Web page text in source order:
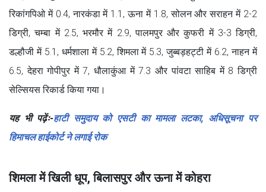
रिकांगपिओ में 0.4, नारकंडा में 1.1, ऊना में 1.8, सोलन और सराहन में 2-2
डिग्री, चम्बा में 2.5, भरमौर में 2.9, पालमपुर और कुफरी में 3-3 डिग्री,
डल्हौजी में 5.1, धर्मशाला में 5.2, शिमला में 5.3, जुब्बड़हट्टी में 6.2, नाहन में
6.5, देहरा गोपीपुर में 7, धौलाकुंआ में 7.3 और पांवटा साहिब में 8 डिग्री
सेल्सियस रिकार्ड किया गया।
यह भी पढ़ेंः-हाटी समुदाय को एसटी का मामला लटका, अधिसूचना पर
हिमाचल हाईकोर्ट ने लगाई रोक
शिमला में खिली धूप, बिलासपुर और ऊना में कोहरा